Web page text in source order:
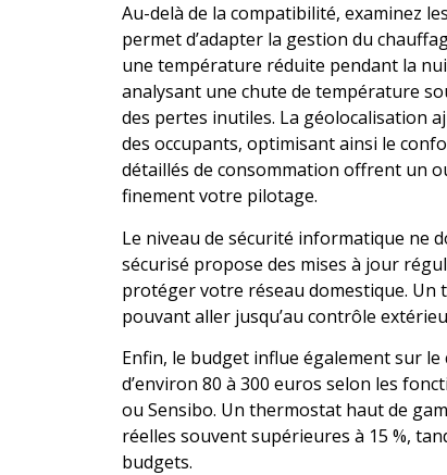
Au-delà de la compatibilité, examinez
permet d’adapter la gestion du
une température réduite pendant la
analysant une chute de température
des pertes inutiles. La géolocalisation
des occupants, optimisant ainsi le
détaillés de consommation offrent un
finement votre pilotage.
Le niveau de sécurité informatique ne
sécurisé propose des mises à jour
protéger votre réseau domestique. Un
pouvant aller jusqu’au contrôle
Enfin, le budget influe également sur
d’environ 80 à 300 euros selon les
ou Sensibo. Un thermostat haut de
réelles souvent supérieures à 15 %,
budgets.